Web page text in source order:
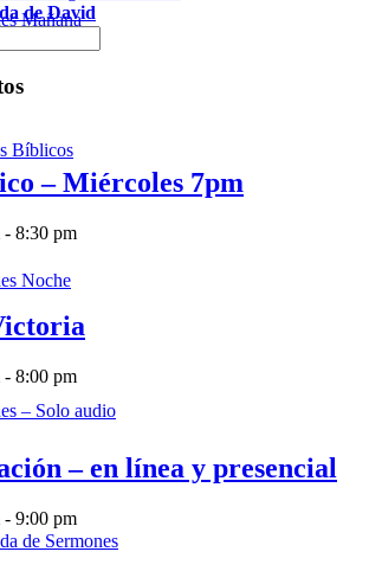
Mañana
Bíblicos
Noche
– Solo audio
de Sermones
de David
– Miércoles 7pm
- 8:30 pm
- 8:00 pm
– en línea y presencial
- 9:00 pm